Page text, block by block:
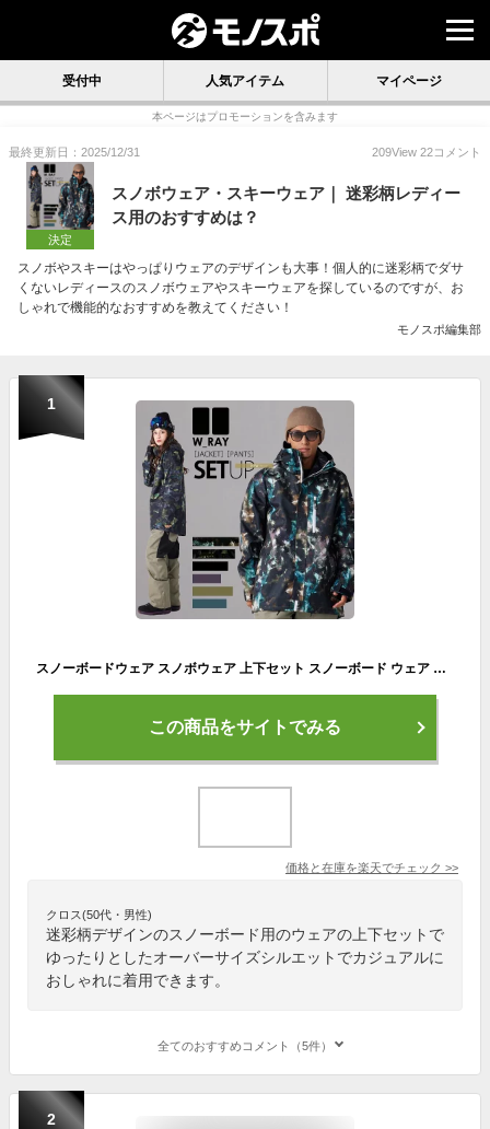
受付中 人気アイテム マイページ
本ページはプロモーションを含みます
最終更新日：2025/12/31 209View 22コメント
決定
スノボウェア・スキーウェア｜ 迷彩柄レディー
ス用のおすすめは？
スノボやスキーはやっぱりウェアのデザインも大事！個人的に迷彩柄でダサ
くないレディースのスノボウェアやスキーウェアを探しているのですが、お
しゃれで機能的なおすすめを教えてください！
モノスポ編集部
1
スノーボードウェア スノボウェア 上下セット スノーボード ウェア メンズ レディース ジュニア スノボー スキー ジャケット パンツ セットアップ W_RAYダブルレイ リアリズム 全14色 4サイズ ユニセックス 小さい 大きいサイズ XS M L XL 迷彩
この商品をサイトでみる
価格と在庫を楽天でチェック >>
クロス(50代・男性)
迷彩柄デザインのスノーボード用のウェアの上下セットで
ゆったりとしたオーバーサイズシルエットでカジュアルに
おしゃれに着用できます。
全てのおすすめコメント（5件）
2